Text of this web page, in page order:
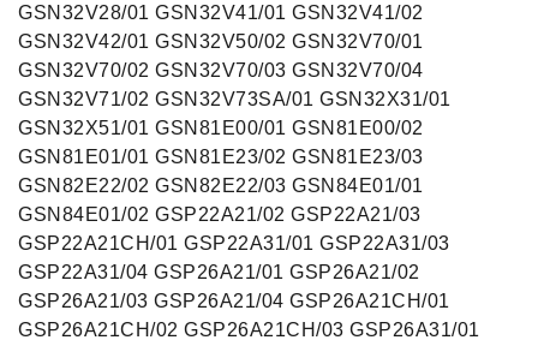
GSN32V28/01 GSN32V41/01 GSN32V41/02
GSN32V42/01 GSN32V50/02 GSN32V70/01
GSN32V70/02 GSN32V70/03 GSN32V70/04
GSN32V71/02 GSN32V73SA/01 GSN32X31/01
GSN32X51/01 GSN81E00/01 GSN81E00/02
GSN81E01/01 GSN81E23/02 GSN81E23/03
GSN82E22/02 GSN82E22/03 GSN84E01/01
GSN84E01/02 GSP22A21/02 GSP22A21/03
GSP22A21CH/01 GSP22A31/01 GSP22A31/03
GSP22A31/04 GSP26A21/01 GSP26A21/02
GSP26A21/03 GSP26A21/04 GSP26A21CH/01
GSP26A21CH/02 GSP26A21CH/03 GSP26A31/01